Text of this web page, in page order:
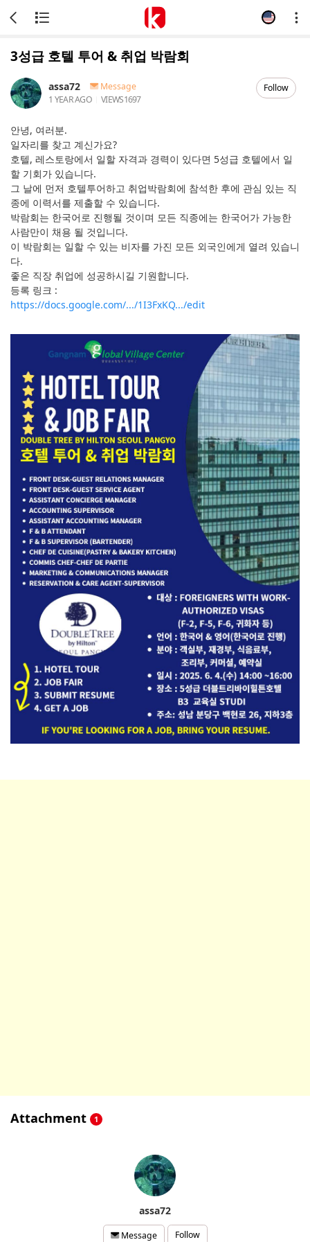
3성급 호텔 투어 & 취업 박람회
assa72
Message
1 YEAR AGO
VIEWS1697
Follow
안녕, 여러분.
일자리를 찾고 계신가요?
호텔, 레스토랑에서 일할 자격과 경력이 있다면 5성급 호텔에서 일
할 기회가 있습니다.
그 날에 먼저 호텔투어하고 취업박람회에 참석한 후에 관심 있는 직
종에 이력서를 제출할 수 있습니다.
박람회는 한국어로 진행될 것이며 모든 직종에는 한국어가 가능한
사람만이 채용 될 것입니다.
이 박람회는 일할 수 있는 비자를 가진 모든 외국인에게 열려 있습니
다.
좋은 직장 취업에 성공하시길 기원합니다.
등록 링크 :
https://docs.google.com/.../1I3FxKQ.../edit
Attachment 1
assa72
Message Follow